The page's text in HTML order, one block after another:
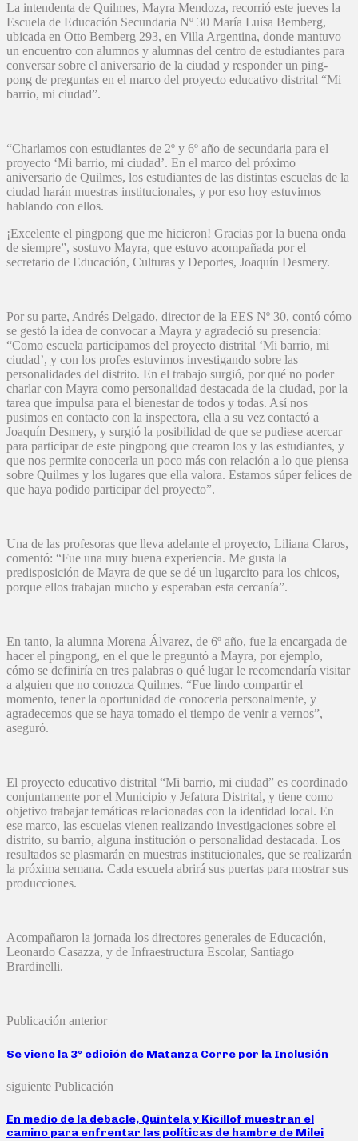
La intendenta de Quilmes, Mayra Mendoza, recorrió este jueves la
Escuela de Educación Secundaria Nº 30 María Luisa Bemberg,
ubicada en Otto Bemberg 293, en Villa Argentina, donde mantuvo
un encuentro con alumnos y alumnas del centro de estudiantes para
conversar sobre el aniversario de la ciudad y responder un ping-
pong de preguntas en el marco del proyecto educativo distrital “Mi
barrio, mi ciudad”.
“Charlamos con estudiantes de 2º y 6º año de secundaria para el
proyecto ‘Mi barrio, mi ciudad’. En el marco del próximo
aniversario de Quilmes, los estudiantes de las distintas escuelas de la
ciudad harán muestras institucionales, y por eso hoy estuvimos
hablando con ellos.
¡Excelente el pingpong que me hicieron! Gracias por la buena onda
de siempre”, sostuvo Mayra, que estuvo acompañada por el
secretario de Educación, Culturas y Deportes, Joaquín Desmery.
Por su parte, Andrés Delgado, director de la EES Nº 30, contó cómo
se gestó la idea de convocar a Mayra y agradeció su presencia:
“Como escuela participamos del proyecto distrital ‘Mi barrio, mi
ciudad’, y con los profes estuvimos investigando sobre las
personalidades del distrito. En el trabajo surgió, por qué no poder
charlar con Mayra como personalidad destacada de la ciudad, por la
tarea que impulsa para el bienestar de todos y todas. Así nos
pusimos en contacto con la inspectora, ella a su vez contactó a
Joaquín Desmery, y surgió la posibilidad de que se pudiese acercar
para participar de este pingpong que crearon los y las estudiantes, y
que nos permite conocerla un poco más con relación a lo que piensa
sobre Quilmes y los lugares que ella valora. Estamos súper felices de
que haya podido participar del proyecto”.
Una de las profesoras que lleva adelante el proyecto, Liliana Claros,
comentó: “Fue una muy buena experiencia. Me gusta la
predisposición de Mayra de que se dé un lugarcito para los chicos,
porque ellos trabajan mucho y esperaban esta cercanía”.
En tanto, la alumna Morena Álvarez, de 6º año, fue la encargada de
hacer el pingpong, en el que le preguntó a Mayra, por ejemplo,
cómo se definiría en tres palabras o qué lugar le recomendaría visitar
a alguien que no conozca Quilmes. “Fue lindo compartir el
momento, tener la oportunidad de conocerla personalmente, y
agradecemos que se haya tomado el tiempo de venir a vernos”,
aseguró.
El proyecto educativo distrital “Mi barrio, mi ciudad” es coordinado
conjuntamente por el Municipio y Jefatura Distrital, y tiene como
objetivo trabajar temáticas relacionadas con la identidad local. En
ese marco, las escuelas vienen realizando investigaciones sobre el
distrito, su barrio, alguna institución o personalidad destacada. Los
resultados se plasmarán en muestras institucionales, que se realizarán
la próxima semana. Cada escuela abrirá sus puertas para mostrar sus
producciones.
Acompañaron la jornada los directores generales de Educación,
Leonardo Casazza, y de Infraestructura Escolar, Santiago
Brardinelli.
Publicación anterior
Se viene la 3° edición de Matanza Corre por la Inclusión
siguiente Publicación
En medio de la debacle, Quintela y Kicillof muestran el
camino para enfrentar las políticas de hambre de Milei